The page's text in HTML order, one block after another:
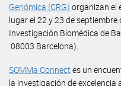
Genómica (CRG) organizan el
lugar el 22 y 23 de
Investigación Biomédica de
08003 Barcelona).
SOMMa Connect es un
la investigación de excelencia